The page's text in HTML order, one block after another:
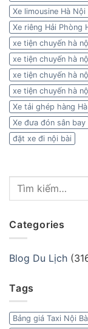
Xe limousine Hà Nội
Xe riêng Hải Phòng
xe tiện chuyến hà
xe tiện chuyến hà
xe tiện chuyến hà
xe tiện chuyến hà
Xe tải ghép hàng
Xe đưa đón sân bay
đặt xe đi nội bài
Categories
Blog Du Lịch
Tags
Bảng giá Taxi Nội